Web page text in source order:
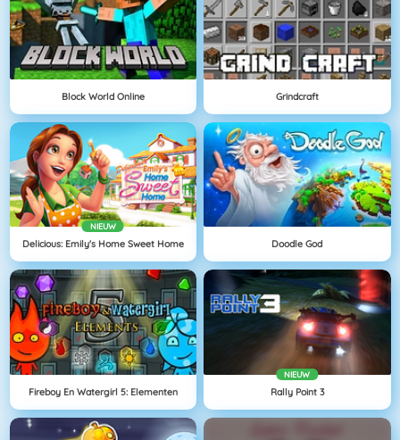
Block World Online Grindcraft
NIEUW
Delicious: Emily's Home Sweet Home Doodle God
Fireboy En Watergirl 5: Elementen
NIEUW
Rally Point 3